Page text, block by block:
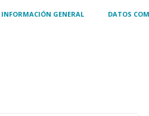
INFORMACIÓN GENERAL DATOS